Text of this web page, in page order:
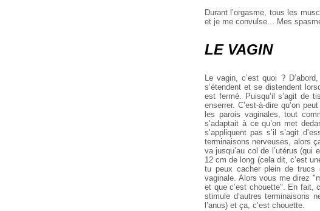
Durant l’orgasme, tous les
et je me convulse... Mes
LE VAGIN
Le vagin, c’est quoi ?
s’étendent et se distendent
est fermé. Puisqu’il s’agit de
enserrer. C’est-à-dire qu’on
les parois vaginales, tout
s’adaptait à ce qu’on met
s’appliquent pas s’il s’agit
terminaisons nerveuses, alors
va jusqu’au col de l’utérus
12 cm de long (cela dit, c’est
tu peux cacher plein de trucs
vaginale. Alors vous me direz
et que c’est chouette". En fait,
stimule d’autres terminaisons
l’anus) et ça, c’est chouette.